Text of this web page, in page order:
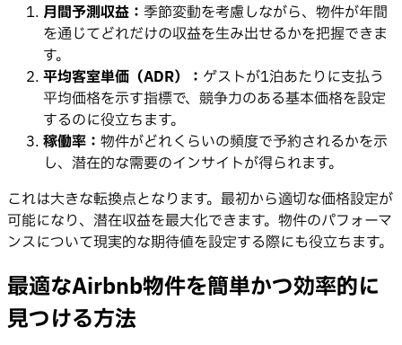
月間予測収益： 季節変動を考慮しながら、物件が年間
を通じてどれだけの収益を生み出せるかを把握できま
す。
平均客室単価（ADR）： ゲストが1泊あたりに支払う
平均価格を示す指標で、競争力のある基本価格を設定
するのに役立ちます。
稼働率： 物件がどれくらいの頻度で予約されるかを示
し、潜在的な需要のインサイトが得られます。
これは大きな転換点となります。最初から適切な価格設定が
可能になり、潜在収益を最大化できます。物件のパフォーマ
ンスについて現実的な期待値を設定する際にも役立ちます。
最適なAirbnb物件を簡単かつ効率的に
見つける方法